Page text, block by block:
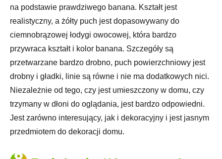
na podstawie prawdziwego banana. Kształt jest
realistyczny, a żółty puch jest dopasowywany do
ciemnobrązowej łodygi owocowej, która bardzo
przywraca kształt i kolor banana. Szczegóły są
przetwarzane bardzo drobno, puch powierzchniowy jest
drobny i gładki, linie są równe i nie ma dodatkowych nici.
Niezależnie od tego, czy jest umieszczony w domu, czy
trzymany w dłoni do oglądania, jest bardzo odpowiedni.
Jest zarówno interesujący, jak i dekoracyjny i jest jasnym
przedmiotem do dekoracji domu.